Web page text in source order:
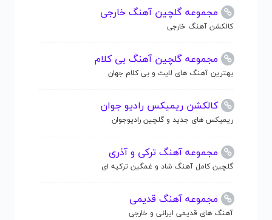
مجموعه گلچین آهنگ خارجی
کالکشن آهنگ خارجی
مجموعه گلچین آهنگ بی کلام
بهترین آهنگ های لایت و بی کلام جهان
کالکشن ریمیکس رادیو جوان
ریمیکس های جدید و گلچین رادیوجوان
مجموعه آهنگ ترکی و آذری
گلچین کامل آهنگ شاد و غمگین ترکیه ای
مجموعه آهنگ قدیمی
آهنگ های قدیمی ایرانی و خارجی